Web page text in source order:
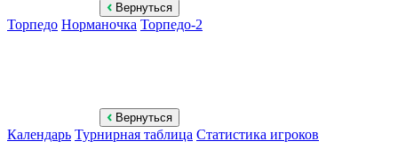
Вернуться
Торпедо Норманочка Торпедо-2
Вернуться
Календарь Турнирная таблица Статистика игроков